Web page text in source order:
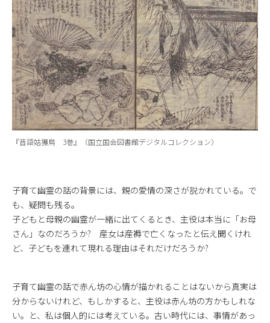
『昔語姑獲鳥 3巻』（国立国会図書館デジタルコレクション）
子育て幽霊の話の背景には、親の愛情の深さが説かれている。で
も、疑問も残る。
子どもと母親の幽霊が一緒に出てくるとき、主役は本当に「お母
さん」なのだろうか? 産女は産褥で亡くなったと伝え聞くけれ
ど、子どもを連れて現れる理由はそれだけだろうか?
子育て幽霊の話で赤ん坊の心情が描かれることはないから真実は
分からないけれど、もしかすると、主役は赤ん坊の方かもしれな
い。と、私は個人的には考えている。古い時代には、事情があっ